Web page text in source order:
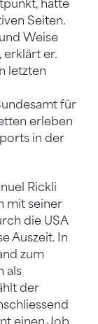
hatte
Seiten.
Weise
erklärt er.
letzten
für
erleben
in der
Rickli
mit seiner
die USA
Auszeit. In
zum
als
der